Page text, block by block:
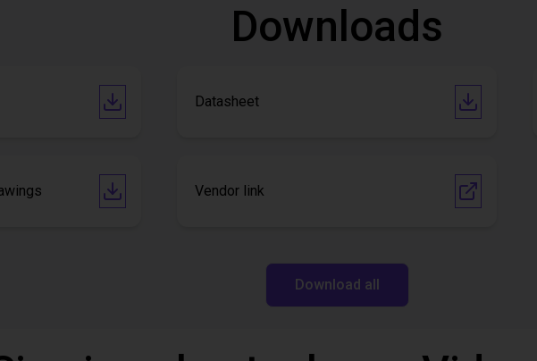
Downloads
Datasheet
Vendor link
Download all